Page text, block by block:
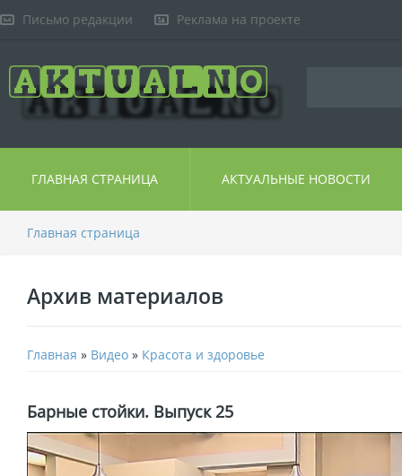
Письмо редакции Реклама на проекте
ГЛАВНАЯ СТРАНИЦА АКТУАЛЬНЫЕ НОВОСТИ
Главная страница
Архив материалов
Главная » Видео » Красота и здоровье
Барные стойки. Выпуск 25